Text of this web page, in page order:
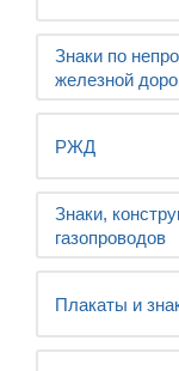
Знаки по
железной
РЖД
Знаки,
газопроводов
Плакаты и